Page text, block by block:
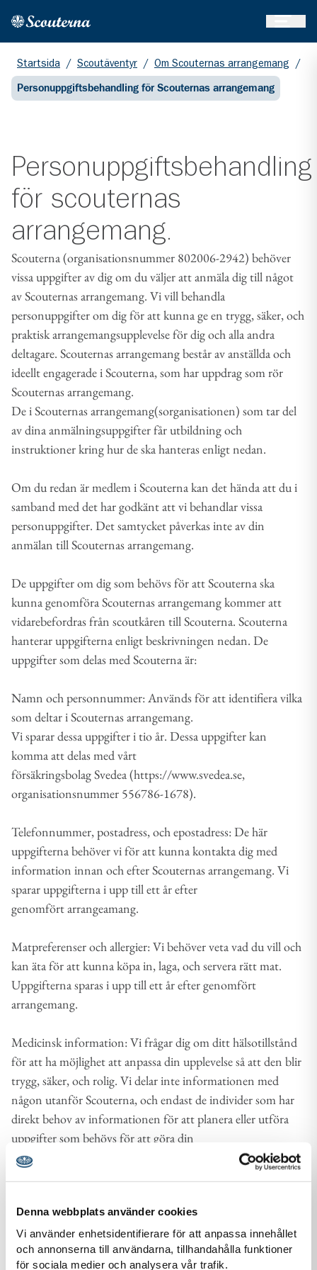
Denna webbplats använder cookies
Vi använder enhetsidentifierare för att anpassa innehållet
och annonserna till användarna, tillhandahålla funktioner
för sociala medier och analysera vår trafik.
Hem
Startsida / Scoutäventyr / Om Scouternas arrangemang /
Personuppgiftsbehandling för Scouternas arrangemang
Personuppgiftsbehandling
för scouternas
arrangemang.
Scouterna (organisationsnummer 802006-2942) behöver
vissa uppgifter av dig om du väljer att anmäla dig till något
av Scouternas arrangemang. Vi vill behandla
personuppgifter om dig för att kunna ge en trygg, säker, och
praktisk arrangemangsupplevelse för dig och alla andra
deltagare. Scouternas arrangemang består av anställda och
ideellt engagerade i Scouterna, som har uppdrag som rör
Scouternas arrangemang.
De i Scouternas arrangemang(sorganisationen) som tar del
av dina anmälningsuppgifter får utbildning och
instruktioner kring hur de ska hanteras enligt nedan.
Om du redan är medlem i Scouterna kan det hända att du i
samband med det har godkänt att vi behandlar vissa
personuppgifter. Det samtycket påverkas inte av din
anmälan till Scouternas arrangemang.
De uppgifter om dig som behövs för att Scouterna ska
kunna genomföra Scouternas arrangemang kommer att
vidarebefordras från scoutkåren till Scouterna. Scouterna
hanterar uppgifterna enligt beskrivningen nedan. De
uppgifter som delas med Scouterna är:
Namn och personnummer: Används för att identifiera vilka
som deltar i Scouternas arrangemang.
Vi sparar dessa uppgifter i tio år. Dessa uppgifter kan
komma att delas med vårt
försäkringsbolag Svedea (https://www.svedea.se,
organisationsnummer 556786-1678).
Telefonnummer, postadress, och epostadress: De här
uppgifterna behöver vi för att kunna kontakta dig med
information innan och efter Scouternas arrangemang. Vi
sparar uppgifterna i upp till ett år efter
genomfört arrangeamang.
Matpreferenser och allergier: Vi behöver veta vad du vill och
kan äta för att kunna köpa in, laga, och servera rätt mat.
Uppgifterna sparas i upp till ett år efter genomfört
arrangemang.
Medicinsk information: Vi frågar dig om ditt hälsotillstånd
för att ha möjlighet att anpassa din upplevelse så att den blir
trygg, säker, och rolig. Vi delar inte informationen med
någon utanför Scouterna, och endast de individer som har
direkt behov av informationen för att planera eller utföra
uppgifter som behövs för att göra din
arrangemangsupplevelse så bra som möjligt kommer att få
tillgång till dem. Uppgifterna sparas i upp till ett år efter
Övrig tillgänglighetsinformation: Om du väljer att ge oss
uppgifter i rutan "övrig tillgänglighetsinformation" i